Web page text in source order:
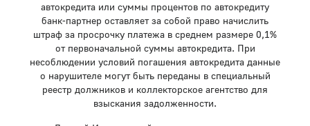
автокредита или суммы процентов по автокредиту
банк-партнер оставляет за собой право начислить
штраф за просрочку платежа в среднем размере 0,1%
от первоначальной суммы автокредита. При
несоблюдении условий погашения автокредита данные
о нарушителе могут быть переданы в специальный
реестр должников и коллекторское агентство для
взыскания задолженности.